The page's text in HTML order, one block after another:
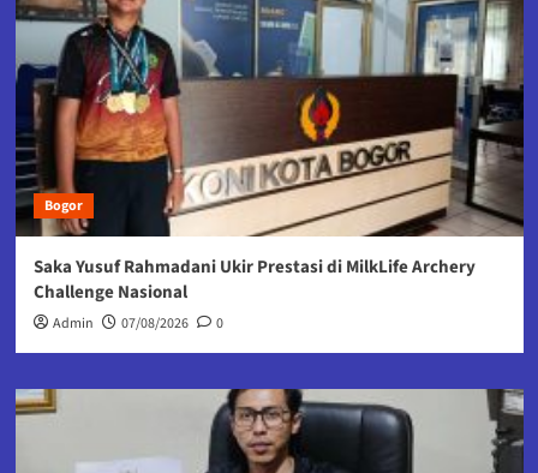
Bogor
Saka Yusuf Rahmadani Ukir Prestasi di MilkLife Archery
Challenge Nasional
Admin 07/08/2026 0